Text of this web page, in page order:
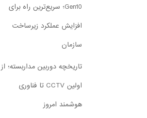
Gen10؛ سریع‌ترین راه برای
افزایش عملکرد زیرساخت
سازمان
تاریخچه دوربین مداربسته؛ از
اولین CCTV تا فناوری
هوشمند امروز